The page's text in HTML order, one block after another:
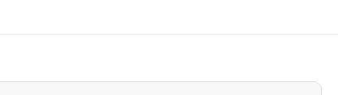
A befőttes üvegekhez